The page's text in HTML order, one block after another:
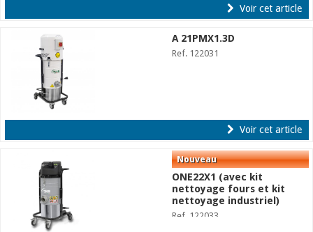
Voir cet article
A 21PMX1.3D
Ref. 122031
Voir cet article
ONE22X1 (avec kit
nettoyage fours et kit
nettoyage industriel)
Ref. 122033